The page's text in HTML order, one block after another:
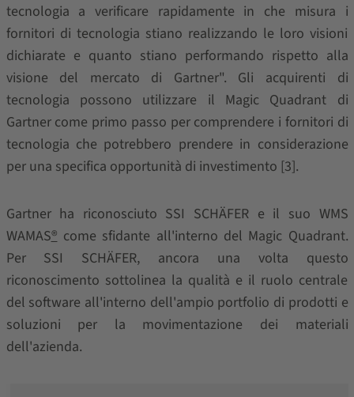
tecnologia a verificare rapidamente in che misura i
fornitori di tecnologia stiano realizzando le loro visioni
dichiarate e quanto stiano performando rispetto alla
visione del mercato di Gartner". Gli acquirenti di
tecnologia possono utilizzare il Magic Quadrant di
Gartner come primo passo per comprendere i fornitori di
tecnologia che potrebbero prendere in considerazione
per una specifica opportunità di investimento [3].
Gartner ha riconosciuto SSI SCHÄFER e il suo WMS
WAMAS®come sfidante all'interno del Magic Quadrant.
Per SSI SCHÄFER, ancora una volta questo
riconoscimento sottolinea la qualità e il ruolo centrale
del software all'interno dell'ampio portfolio di prodotti e
soluzioni per la movimentazione dei materiali
dell'azienda.